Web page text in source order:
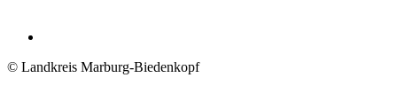
© Landkreis Marburg-Biedenkopf